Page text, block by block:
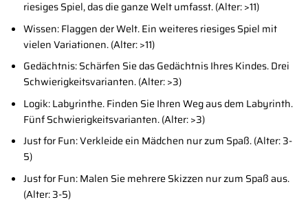
riesiges Spiel, das die ganze Welt umfasst. (Alter: >11)
Wissen: Flaggen der Welt. Ein weiteres riesiges Spiel mit
vielen Variationen. (Alter: >11)
Gedächtnis: Schärfen Sie das Gedächtnis Ihres Kindes. Drei
Schwierigkeitsvarianten. (Alter: >3)
Logik: Labyrinthe. Finden Sie Ihren Weg aus dem Labyrinth.
Fünf Schwierigkeitsvarianten. (Alter: >3)
Just for Fun: Verkleide ein Mädchen nur zum Spaß. (Alter: 3-
5)
Just for Fun: Malen Sie mehrere Skizzen nur zum Spaß aus.
(Alter: 3-5)